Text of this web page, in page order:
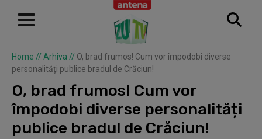
Home // Arhiva // O, brad frumos! Cum vor împodobi diverse
personalități publice bradul de Crăciun!
O, brad frumos! Cum vor
împodobi diverse personalități
publice bradul de Crăciun!